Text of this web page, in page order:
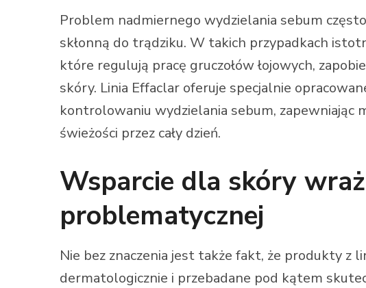
Problem nadmiernego wydzielania sebum
skłonną do trądziku. W takich przypadkach
które regulują pracę gruczołów łojowych,
skóry. Linia Effaclar oferuje specjalnie
kontrolowaniu wydzielania sebum, zapewniając
świeżości przez cały dzień.
Wsparcie dla skóry
problematycznej
Nie bez znaczenia jest także fakt, że produkty z
dermatologicznie i przebadane pod kątem